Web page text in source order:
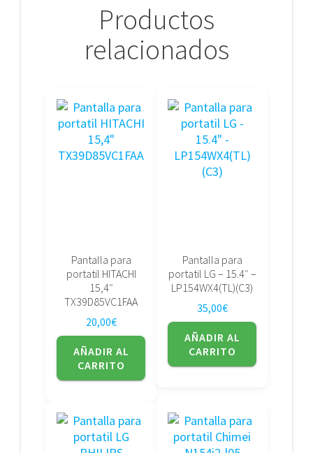
Productos
relacionados
Pantalla para
portatil HITACHI
15,4″
TX39D85VC1FAA
20,00€
AÑADIR AL
CARRITO
Pantalla para
portatil LG – 15.4″ –
LP154WX4(TL)(C3)
35,00€
AÑADIR AL
CARRITO